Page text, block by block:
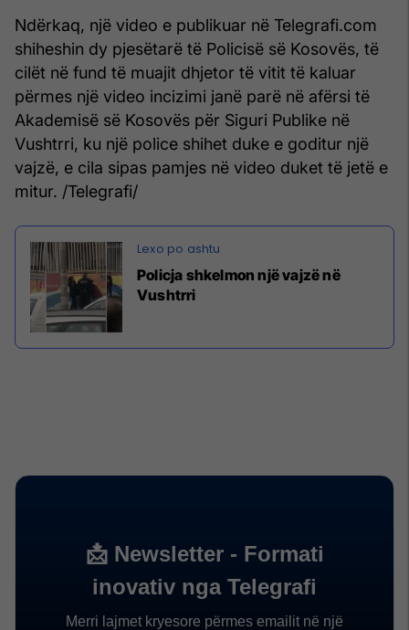
Ndërkaq, një video e publikuar në Telegrafi.com
shiheshin dy pjesëtarë të Policisë së Kosovës, të
cilët në fund të muajit dhjetor të vitit të kaluar
përmes një video incizimi janë parë në afërsi të
Akademisë së Kosovës për Siguri Publike në
Vushtrri, ku një police shihet duke e goditur një
vajzë, e cila sipas pamjes në video duket të jetë e
mitur. /Telegrafi/
Policja shkelmon një vajzë në
Vushtrri